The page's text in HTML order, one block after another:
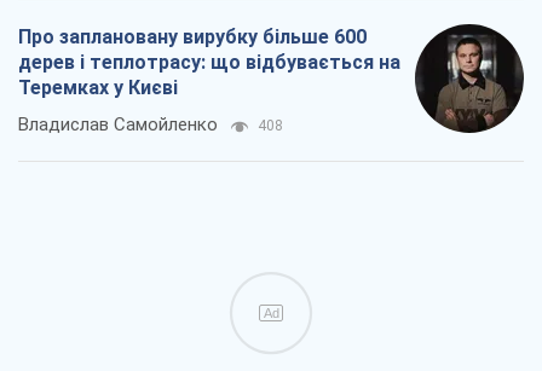
Про заплановану вирубку більше 600
дерев і теплотрасу: що відбувається на
Теремках у Києві
Владислав Самойленко 408
Ad